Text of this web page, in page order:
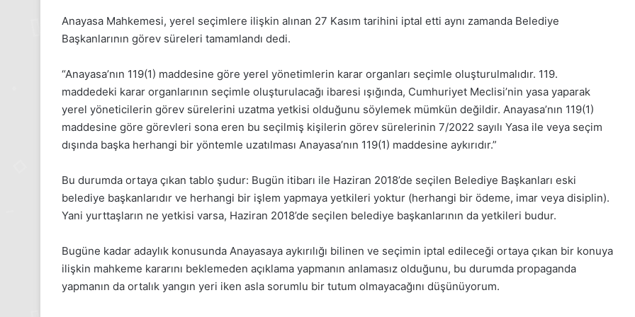
Anayasa Mahkemesi, yerel seçimlere ilişkin alınan 27 Kasım tarihini iptal etti aynı zamanda Belediye
Başkanlarının görev süreleri tamamlandı dedi.
“Anayasa’nın 119(1) maddesine göre yerel yönetimlerin karar organları seçimle oluşturulmalıdır. 119.
maddedeki karar organlarının seçimle oluşturulacağı ibaresi ışığında, Cumhuriyet Meclisi’nin yasa yaparak
yerel yöneticilerin görev sürelerini uzatma yetkisi olduğunu söylemek mümkün değildir. Anayasa’nın 119(1)
maddesine göre görevleri sona eren bu seçilmiş kişilerin görev sürelerinin 7/2022 sayılı Yasa ile veya seçim
dışında başka herhangi bir yöntemle uzatılması Anayasa’nın 119(1) maddesine aykırıdır.”
Bu durumda ortaya çıkan tablo şudur: Bugün itibarı ile Haziran 2018’de seçilen Belediye Başkanları eski
belediye başkanlarıdır ve herhangi bir işlem yapmaya yetkileri yoktur (herhangi bir ödeme, imar veya disiplin).
Yani yurttaşların ne yetkisi varsa, Haziran 2018’de seçilen belediye başkanlarının da yetkileri budur.
Bugüne kadar adaylık konusunda Anayasaya aykırılığı bilinen ve seçimin iptal edileceği ortaya çıkan bir konuya
ilişkin mahkeme kararını beklemeden açıklama yapmanın anlamasız olduğunu, bu durumda propaganda
yapmanın da ortalık yangın yeri iken asla sorumlu bir tutum olmayacağını düşünüyorum.
Kasım
Pazartesi
Medya
manşetleri
24 Kasım 2025
24 Kasım Pazartesi 2025, Gıynık
Medya manşetleri
Aralık
Medya
manşetleri
1 Aralık 2025
1 Aralık Pazartesi 2025, Gıynık
Medya manşetleri